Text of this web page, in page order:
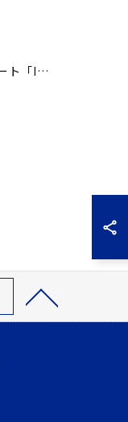
不動産戦略レポート「IRES Intelligence」創刊｜市場構造から読み解く意思決定